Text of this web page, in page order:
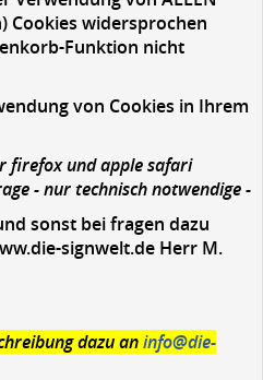
Cookies widersprochen
Funktion nicht
von Cookies in Ihrem
firefox und apple safari
- nur technisch notwendige -
sonst bei fragen dazu
signwelt.de Herr M.
dazu aninfo@die-